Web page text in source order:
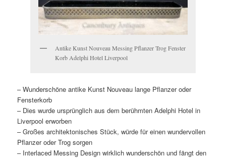
Antike Kunst Nouveau Messing Pflanzer Trog Fenster
Korb Adelphi Hotel Liverpool
– Wunderschöne antike Kunst Nouveau lange Pflanzer oder
Fensterkorb
– Dies wurde ursprünglich aus dem berühmten Adelphi Hotel in
Liverpool erworben
– Großes architektonisches Stück, würde für einen wundervollen
Pflanzer oder Trog sorgen
– Interlaced Messing Design wirklich wunderschön und fängt den